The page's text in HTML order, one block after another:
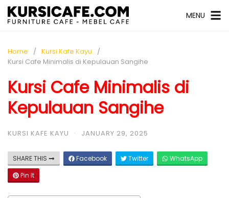
MENU
Home
Kursi Kafe Kayu
Kursi Cafe Minimalis di Kepulauan Sangihe
Kursi Cafe Minimalis di
Kepulauan Sangihe
KURSI KAFE KAYU · JANUARY 29, 2025
SHARE THIS Facebook Twitter
WhatsApp
Pin It